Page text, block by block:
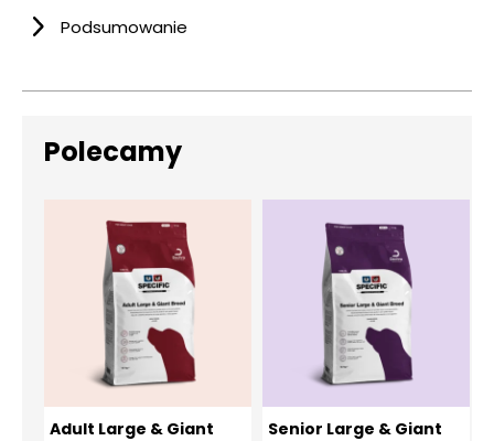
Podsumowanie
Polecamy
Adult Large & Giant
Senior Large & Giant